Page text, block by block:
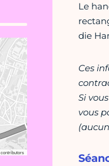
contributors
Le
die
Ces
Si
vous